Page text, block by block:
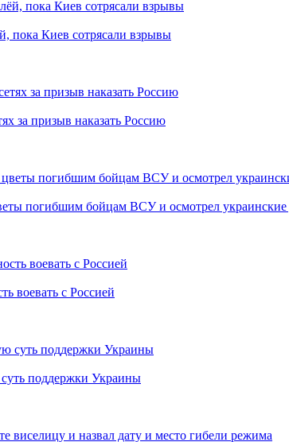
пока Киев сотрясали взрывы
за призыв наказать Россию
погибшим бойцам ВСУ и осмотрел
воевать с Россией
поддержки Украины